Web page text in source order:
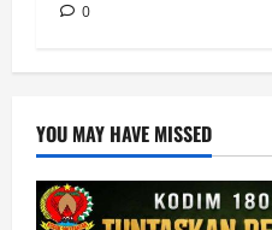
0
YOU MAY HAVE MISSED